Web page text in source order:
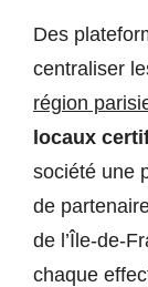
Des
centraliser
région
locaux
société une
de
de l’Île-de-
chaque